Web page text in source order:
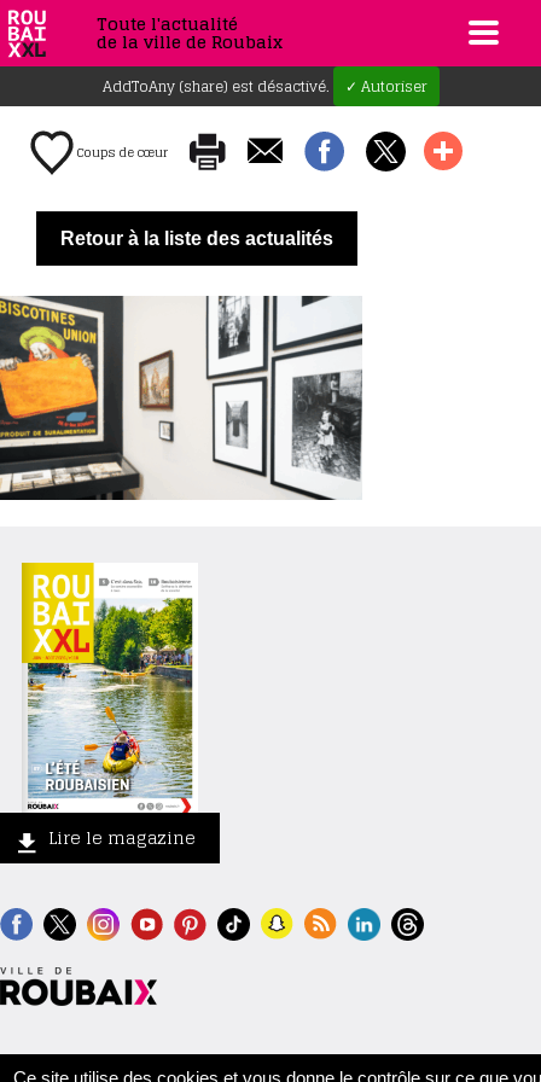
Toute l'actualité
de la ville de Roubaix
AddToAny (share) est désactivé. ✓ Autoriser
Coups de cœur
Retour à la liste des actualités
Lire le magazine
Contact Crédits Mentions légales Accessibilité
Ce site utilise des cookies et vous donne le contrôle sur ce que